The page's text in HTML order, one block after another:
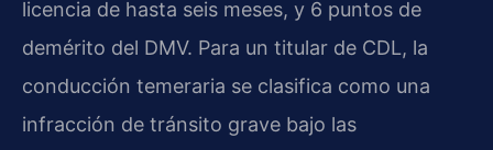
licencia de hasta seis meses, y 6 puntos de
demérito del DMV. Para un titular de CDL, la
conducción temeraria se clasifica como una
infracción de tránsito grave bajo las